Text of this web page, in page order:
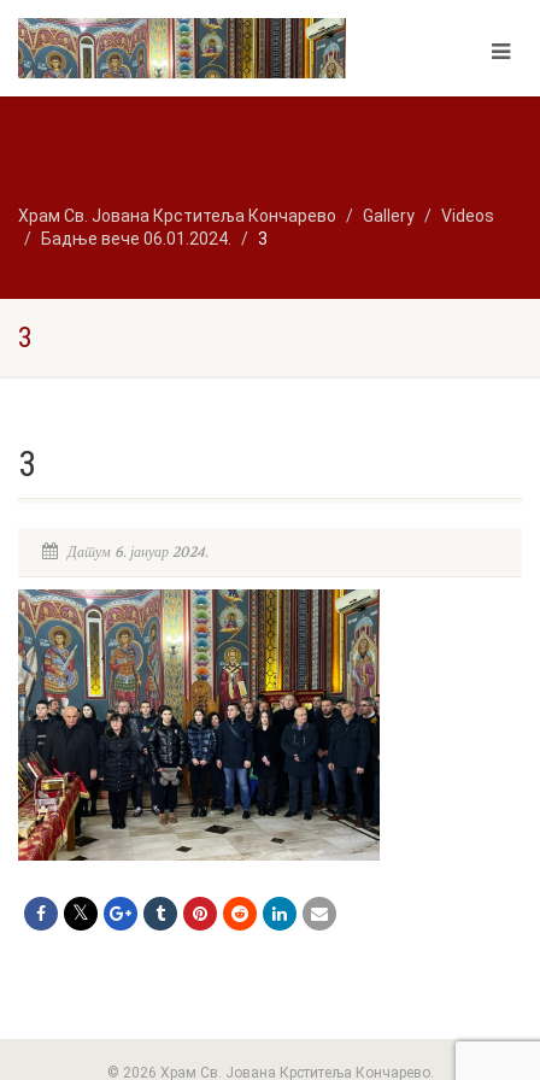
Храм Св. Јована Крститеља Кончарево Gallery
Videos
Бадње вече 06.01.2024.
3
3
3
Датум 6. јануар 2024.
© 2026 Храм Св. Јована Крститеља Кончарево.